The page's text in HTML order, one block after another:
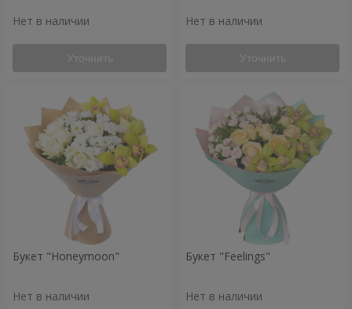
Нет в наличии
Уточнить
Нет в наличии
Уточнить
Букет "Honeymoon"
Нет в наличии
Букет "Feelings"
Нет в наличии